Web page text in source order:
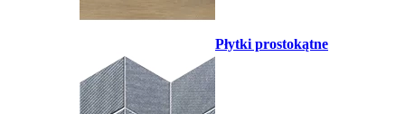
Płytki prostokątne